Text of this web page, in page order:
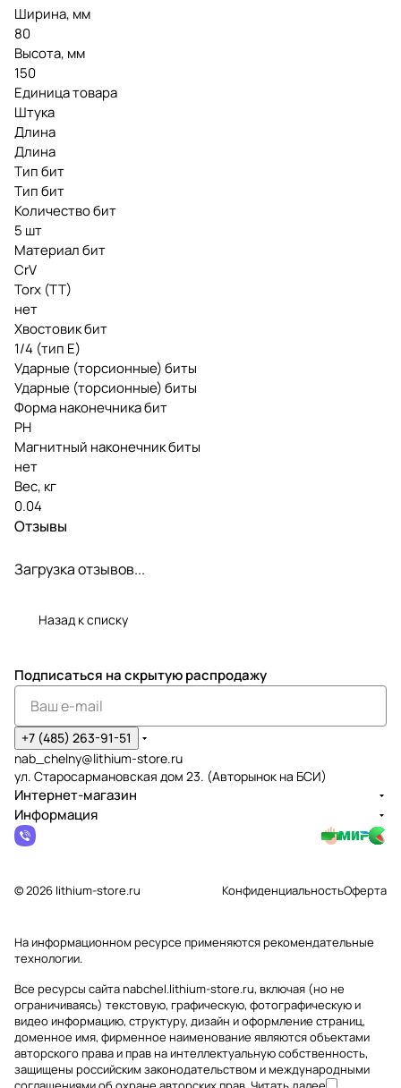
Ширина, мм
80
Высота, мм
150
Единица товара
Штука
Длина
Длина
Тип бит
Тип бит
Количество бит
5 шт
Материал бит
CrV
Torx (TT)
нет
Хвостовик бит
1/4 (тип Е)
Ударные (торсионные) биты
Ударные (торсионные) биты
Форма наконечника бит
PH
Магнитный наконечник биты
нет
Вес, кг
0.04
Отзывы
Загрузка отзывов...
Назад к списку
Подписаться на скрытую распродажу
+7 (485) 263-91-51
nab_chelny@lithium-store.ru
ул. Старосармановская дом 23. (Авторынок на БСИ)
Интернет-магазин
Информация
© 2026 lithium-store.ru КонфиденциальностьОферта
На информационном ресурсе применяютсярекомендательные
технологии.
Все ресурсы сайта nabchel.lithium-store.ru, включая (но не
ограничиваясь) текстовую, графическую, фотографическую и
видео информацию, структуру, дизайн и оформление страниц,
доменное имя, фирменное наименование являются объектами
авторского права и прав на интеллектуальную собственность,
защищены российским законодательством и международными